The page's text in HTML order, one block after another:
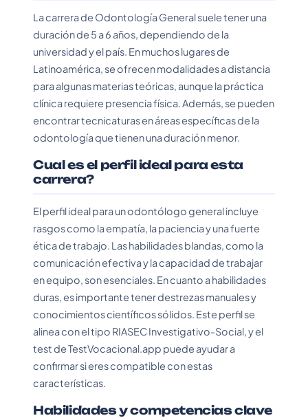
La carrera de Odontología General suele tener una
duración de 5 a 6 años, dependiendo de la
universidad y el país. En muchos lugares de
Latinoamérica, se ofrecen modalidades a distancia
para algunas materias teóricas, aunque la práctica
clínica requiere presencia física. Además, se pueden
encontrar tecnicaturas en áreas específicas de la
odontología que tienen una duración menor.
Cual es el perfil ideal para esta
carrera?
El perfil ideal para un odontólogo general incluye
rasgos como la empatía, la paciencia y una fuerte
ética de trabajo. Las habilidades blandas, como la
comunicación efectiva y la capacidad de trabajar
en equipo, son esenciales. En cuanto a habilidades
duras, es importante tener destrezas manuales y
conocimientos científicos sólidos. Este perfil se
alinea con el tipo RIASEC Investigativo-Social, y el
test de TestVocacional.app puede ayudar a
confirmar si eres compatible con estas
características.
Habilidades y competencias clave